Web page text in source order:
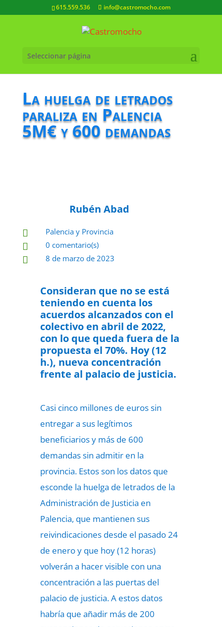
615.559.536 info@castromocho.com
Seleccionar página
La huelga de letrados
paraliza en Palencia
5M€ y 600 demandas
Rubén Abad
 Palencia y Provincia
 0 comentario(s)
 8 de marzo de 2023
Consideran que no se está
teniendo en cuenta los
acuerdos alcanzados con el
colectivo en abril de 2022,
con lo que queda fuera de la
propuesta el 70%. Hoy (12
h.), nueva concentración
frente al palacio de justicia.
Casi cinco millones de euros sin
entregar a sus legítimos
beneficiarios y más de 600
demandas sin admitir en la
provincia. Estos son los datos que
esconde la huelga de letrados de la
Administración de Justicia en
Palencia, que mantienen sus
reivindicaciones desde el pasado 24
de enero y que hoy (12 horas)
volverán a hacer visible con una
concentración a las puertas del
palacio de justicia. A estos datos
habría que añadir más de 200